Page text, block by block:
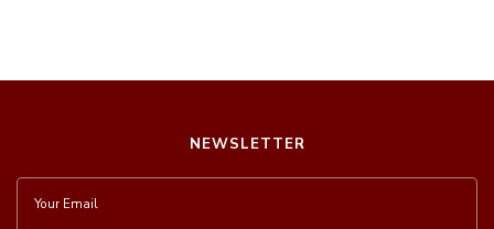
NEWSLETTER